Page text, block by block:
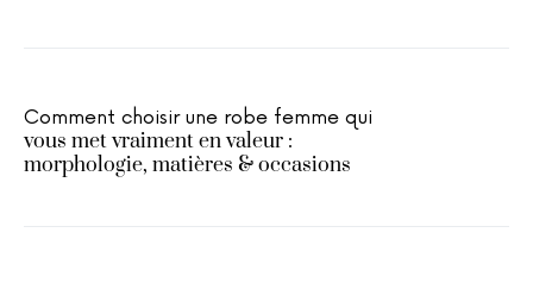
Comment choisir une robe femme qui
vous met vraiment en valeur :
morphologie, matières & occasions